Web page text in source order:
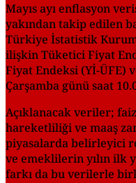
Mayıs ayı enflasyon
yakından takip edilen
Türkiye İstatistik
ilişkin Tüketici Fiyat
Fiyat Endeksi (Yİ-ÜFE)
Çarşamba günü saat
Açıklanacak veriler;
hareketliliği ve maaş
piyasalarda belirleyici
ve emeklilerin yılın ilk
farkı da bu verilerle